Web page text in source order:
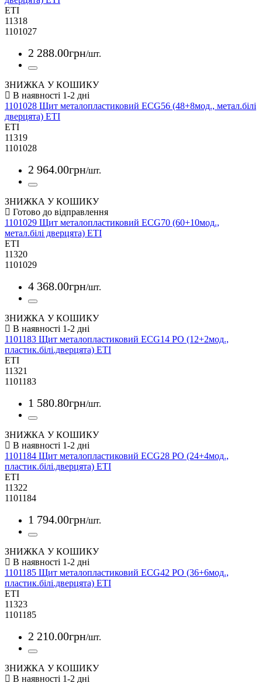
ETI
11318
1101027
2 288.00грн/шт.
ЗНИЖКА У КОШИКУ
1101028 Щит металопластиковий ECG56 (48+8мод., метал.білі
дверцята) ETI
ETI
11319
1101028
2 964.00грн/шт.
ЗНИЖКА У КОШИКУ
1101029 Щит металопластиковий ECG70 (60+10мод.,
метал.білі дверцята) ETI
ETI
11320
1101029
4 368.00грн/шт.
ЗНИЖКА У КОШИКУ
1101183 Щит металопластиковий ECG14 PO (12+2мод.,
пластик.білі.дверцята) ETI
ETI
11321
1101183
1 580.80грн/шт.
ЗНИЖКА У КОШИКУ
1101184 Щит металопластиковий ECG28 PO (24+4мод.,
пластик.білі.дверцята) ETI
ETI
11322
1101184
1 794.00грн/шт.
ЗНИЖКА У КОШИКУ
1101185 Щит металопластиковий ECG42 PO (36+6мод.,
пластик.білі.дверцята) ETI
ETI
11323
1101185
2 210.00грн/шт.
ЗНИЖКА У КОШИКУ